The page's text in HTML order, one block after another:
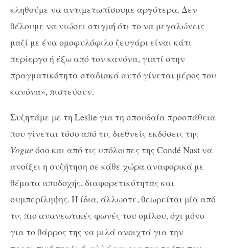
κληθούμε να αντιμετωπίσουμε αργότερα. Δεν
θέλουμε να νιώσει στιγμή ότι το να μεγαλώνεις
μαζί με ένα ομοφυλόφιλο ζευγάρι είναι κάτι
περίεργο ή έξω από τον κανόνα, γιατί στην
πραγματικότητα σταδιακά αυτό γίνεται μέρος του
κανόνα», πιστεύουν.
Συζητάμε με τη Leslie για τη σπουδαία προσπάθεια
που γίνεται τόσο από τις διεθνείς εκδόσεις της
Vogueόσο και από τις υπόλοιπες της Condé Nast να
ανοίξει η συζήτηση σε κάθε χώρα αναφορικά με
θέματα αποδοχής, διαφορετικότητας και
συμπερίληψης. Η ίδια, άλλωστε, θεωρείται μία από
τις πιο ανανεωτικές φωνές του ομίλου, όχι μόνο
για το θάρρος της να μιλά ανοιχτά για την